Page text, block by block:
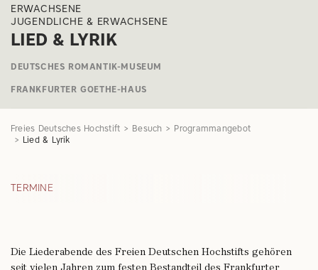
ERWACHSENE
JUGENDLICHE & ERWACHSENE
LIED & LYRIK
DEUTSCHES ROMANTIK-MUSEUM
FRANKFURTER GOETHE-HAUS
Freies Deutsches Hochstift Besuch
Programmangebot
Lied & Lyrik
TERMINE
Die Liederabende des Freien Deutschen Hochstifts gehören
seit vielen Jahren zum festen Bestandteil des Frankfurter